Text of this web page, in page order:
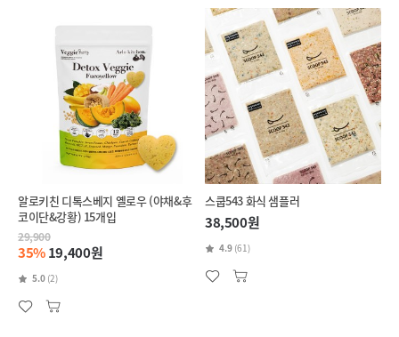
알로키친 디톡스베지 옐로우 (야채&후
코이단&강황) 15개입
29,900
35%19,400원
5.0 (2)
스쿱543 화식 샘플러
38,500원
4.9 (61)